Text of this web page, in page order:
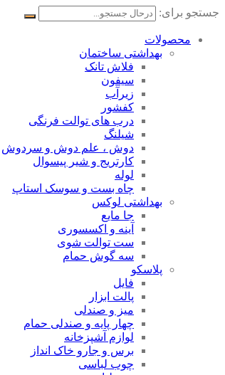
جستجو برای:
محصولات
بهداشتی ساختمان
فلاش تانک
سیفون
زیرآب
کفشور
درب های توالت فرنگی
شیلنگ
دوش ، علم دوش و سردوش
کارتریج و شیر پیسوال
لوله
چاه بست و سوسک استاپ
بهداشتی لوکس
جا مایع
آینه و اکسسوری
ست توالت شوی
سه گوش حمام
پلاسکو
فایل
پالت ابزار
میز و صندلی
چهار پایه و صندلی حمام
لوازم آشپزخانه
برس و جارو خاک انداز
چوب لباسی